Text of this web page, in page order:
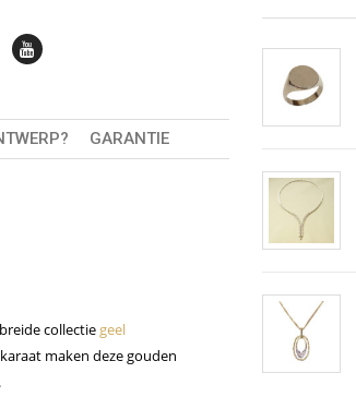
GARANTIE
collectie geel
maken deze gouden